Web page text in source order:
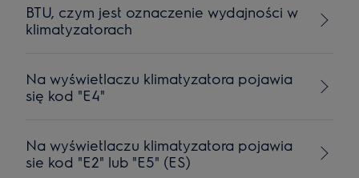
BTU, czym jest oznaczenie wydajności w
klimatyzatorach
Na wyświetlaczu klimatyzatora pojawia
się kod "E4"
Na wyświetlaczu klimatyzatora pojawia
sie kod "E2" lub "E5" (ES)